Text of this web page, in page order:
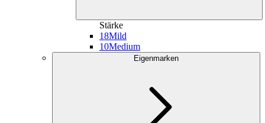
Stärke
18Mild
10Medium
Eigenmarken